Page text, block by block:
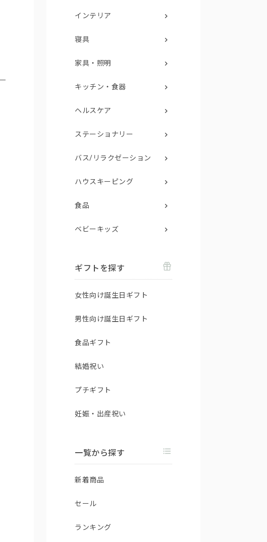
インテリア
寝具
家具・照明
キッチン・食器
ヘルスケア
ステーショナリー
バス/リラクゼーション
ハウスキーピング
食品
ベビーキッズ
ギフトを探す
女性向け誕生日ギフト
男性向け誕生日ギフト
食品ギフト
結婚祝い
プチギフト
妊娠・出産祝い
一覧から探す
新着商品
セール
ランキング